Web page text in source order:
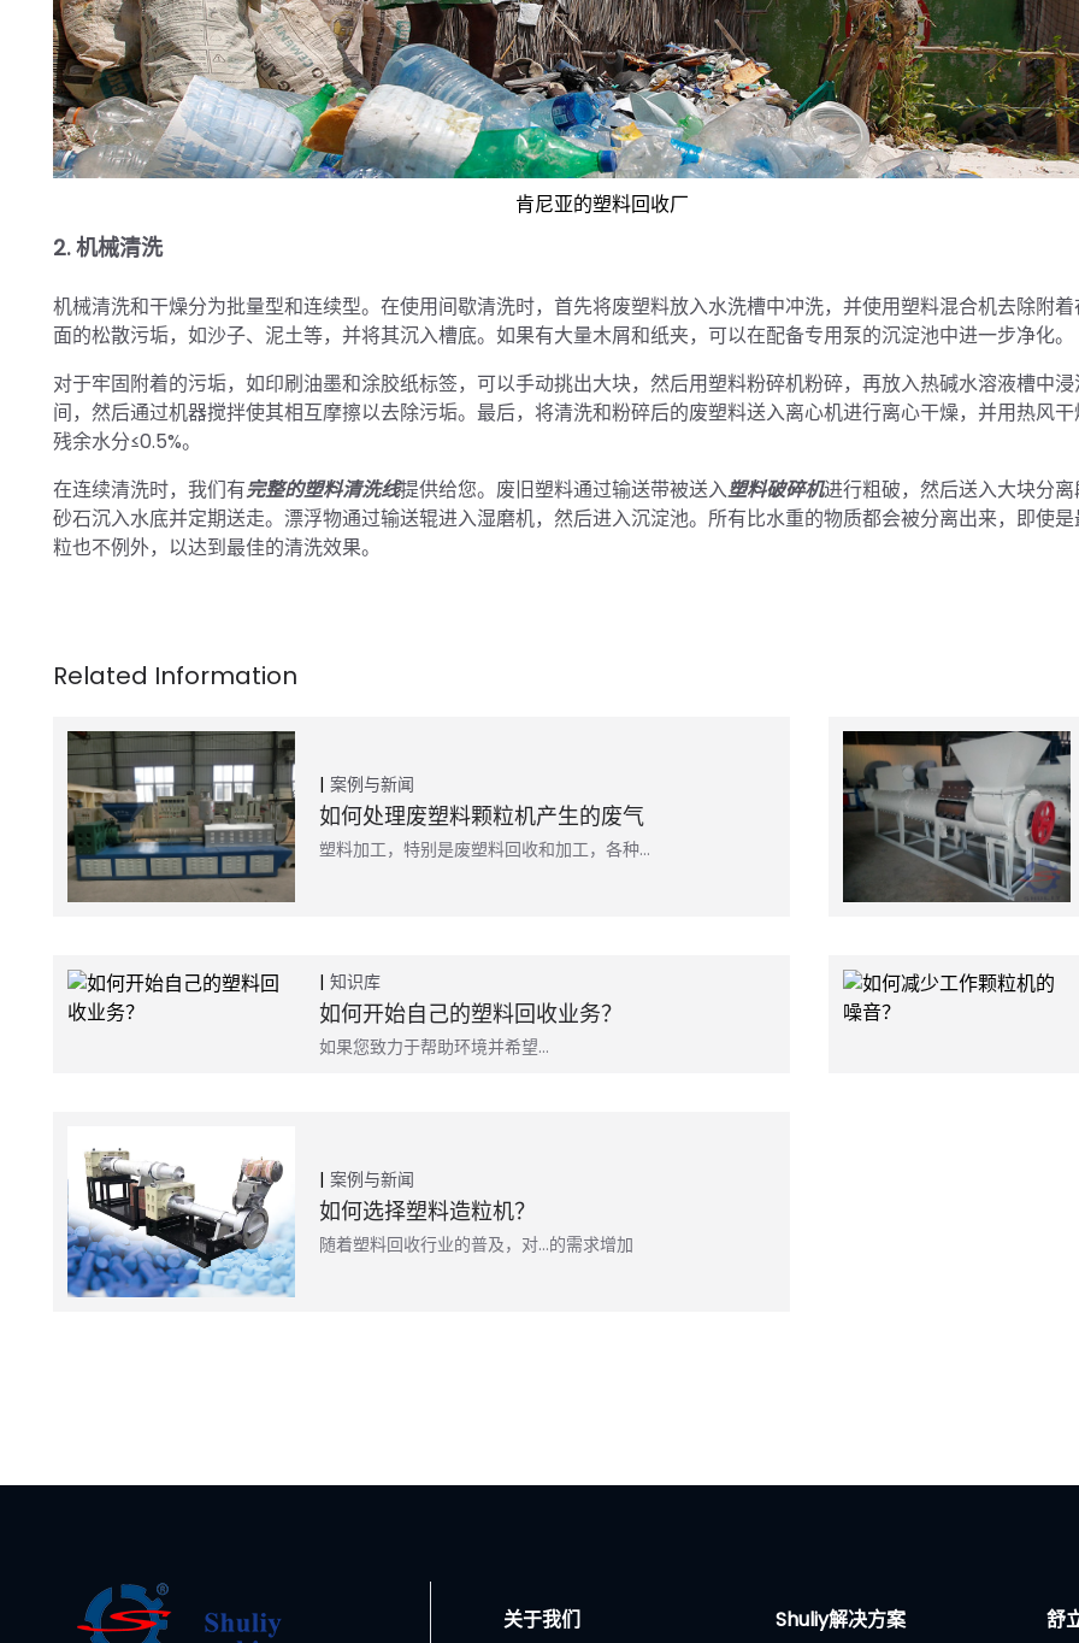
肯尼亚的塑料回收厂
2. 机械清洗
机械清洗和干燥分为批量型和连续型。在使用间歇清洗时，首先将废塑料放入水洗槽中冲洗，并使用塑料混合机去除附
面的松散污垢，如沙子、泥土等，并将其沉入槽底。如果有大量木屑和纸夹，可以在配备专用泵的沉淀池中进一步净化。
对于牢固附着的污垢，如印刷油墨和涂胶纸标签，可以手动挑出大块，然后用塑料粉碎机粉碎，再放入热碱水溶液槽中
间，然后通过机器搅拌使其相互摩擦以去除污垢。最后，将清洗和粉碎后的废塑料送入离心机进行离心干燥，并用热风
残余水分≤0.5%。
在连续清洗时，我们有完整的塑料清洗线提供给您。废旧塑料通过输送带被送入塑料破碎机进行粗破，然后送入大块分
砂石沉入水底并定期送走。漂浮物通过输送辊进入湿磨机，然后进入沉淀池。所有比水重的物质都会被分离出来，即使
粒也不例外，以达到最佳的清洗效果。
案例与新闻
如何处理废塑料颗粒机产生的废气
塑料加工，特别是废塑料回收和加工，各种…
知识库
如何开始自己的塑料回收业务？
如果您致力于帮助环境并希望…
案例与新闻
如何选择塑料造粒机？
随着塑料回收行业的普及，对…的需求增加
关于我们 Shuliy解决方案 舒